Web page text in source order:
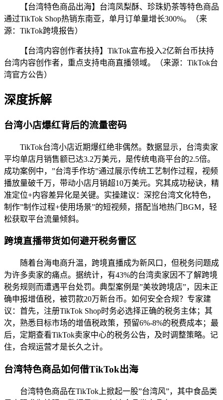
【台湾特色商品出海】台湾凤梨酥、珍珠奶茶等特色商品
通过TikTok Shop热销东南亚，单月订单量增长300%。（来
源：TikTok跨境报告）
【台湾内容创作者扶持】TikTok宣布投入2亿新台币扶持
台湾内容创作者，重点支持电商直播领域。（来源：TikTok台
湾官方公告）
深度拆解
台湾小店爆红背后的流量密码
TikTok台湾小店近期爆红绝非偶然。数据显示，台湾卖家
平均单店月销售额已达3.2万美元，是传统电商平台的2.5倍。
成功案例中，”台湾手作坊”通过展示传统工艺制作过程，视频
播放量破千万，带动小店月销超10万美元。究其成功秘诀，精
准定位+内容差异化是关键。实操建议：深挖台湾文化特色，
制作”制作过程+使用场景”的短视频，搭配当地热门BGM，轻
松获取平台流量倾斜。
跨境直播带货如何避开税务雷区
随着台海电商升温，跨境直播成为新风口，但税务问题成
为许多卖家的痛点。据统计，有43%的台湾卖家因不了解跨境
税务规则而遭遇平台处罚。典型案例是”美妆跨境店”，因未正
确申报增值税，被罚款20万新台币。如何安全合规？专家建
议：首先，注册TikTok Shop时务必选择正确的税务主体；其
次，熟悉目标市场的增值税政策，预留6%-8%的税费成本；最
后，定期查看TikTok卖家中心的税务公告，及时调整策略。记
住，合规运营才是长久之计。
台湾特色商品如何借TikTok出海
台湾特色商品在TikTok上掀起一股”台湾风”，其中食品类